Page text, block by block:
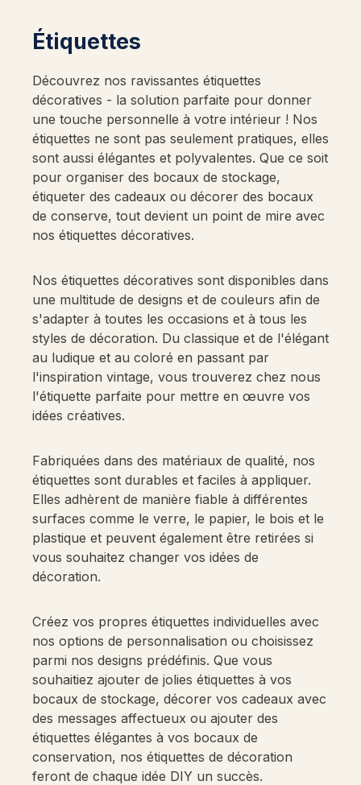
Étiquettes
Découvrez nos ravissantes étiquettes
décoratives - la solution parfaite pour donner
une touche personnelle à votre intérieur ! Nos
étiquettes ne sont pas seulement pratiques, elles
sont aussi élégantes et polyvalentes. Que ce soit
pour organiser des bocaux de stockage,
étiqueter des cadeaux ou décorer des bocaux
de conserve, tout devient un point de mire avec
nos étiquettes décoratives.
Nos étiquettes décoratives sont disponibles dans
une multitude de designs et de couleurs afin de
s'adapter à toutes les occasions et à tous les
styles de décoration. Du classique et de l'élégant
au ludique et au coloré en passant par
l'inspiration vintage, vous trouverez chez nous
l'étiquette parfaite pour mettre en œuvre vos
idées créatives.
Fabriquées dans des matériaux de qualité, nos
étiquettes sont durables et faciles à appliquer.
Elles adhèrent de manière fiable à différentes
surfaces comme le verre, le papier, le bois et le
plastique et peuvent également être retirées si
vous souhaitez changer vos idées de
décoration.
Créez vos propres étiquettes individuelles avec
nos options de personnalisation ou choisissez
parmi nos designs prédéfinis. Que vous
souhaitiez ajouter de jolies étiquettes à vos
bocaux de stockage, décorer vos cadeaux avec
des messages affectueux ou ajouter des
étiquettes élégantes à vos bocaux de
conservation, nos étiquettes de décoration
feront de chaque idée DIY un succès.